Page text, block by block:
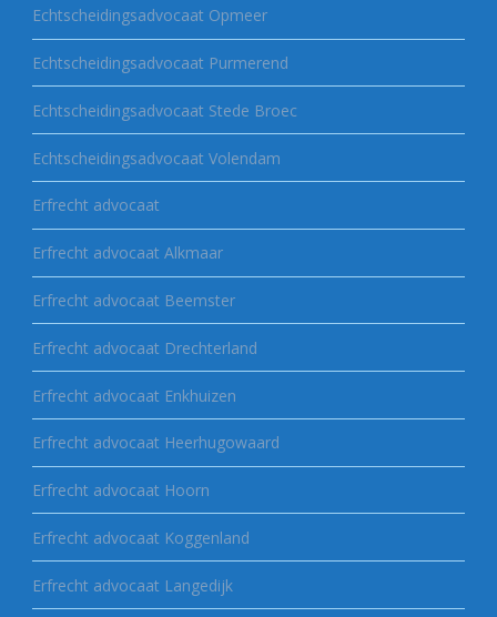
Echtscheidingsadvocaat Opmeer
Echtscheidingsadvocaat Purmerend
Echtscheidingsadvocaat Stede Broec
Echtscheidingsadvocaat Volendam
Erfrecht advocaat
Erfrecht advocaat Alkmaar
Erfrecht advocaat Beemster
Erfrecht advocaat Drechterland
Erfrecht advocaat Enkhuizen
Erfrecht advocaat Heerhugowaard
Erfrecht advocaat Hoorn
Erfrecht advocaat Koggenland
Erfrecht advocaat Langedijk